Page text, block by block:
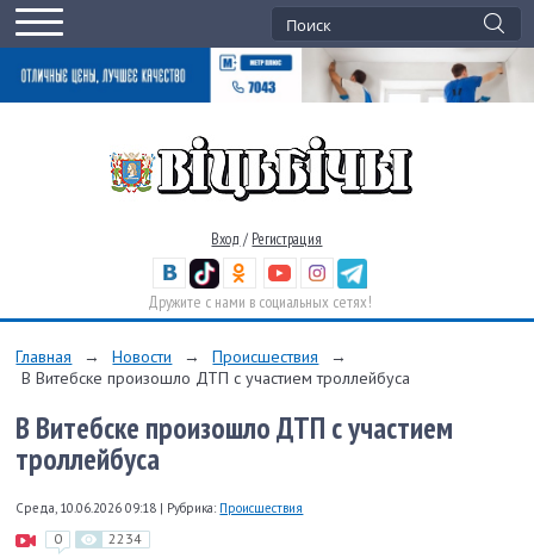
Вход / Регистрация
Дружите с нами в социальных сетях!
Главная → Новости → Происшествия
→
В Витебске произошло ДТП с участием троллейбуса
В Витебске произошло ДТП с участием
троллейбуса
Среда, 10.06.2026 09:18 | Рубрика: Происшествия
0 2234